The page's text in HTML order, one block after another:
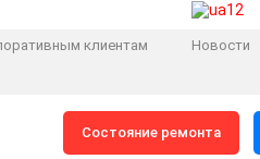
клиентам Новости
Состояние ремонта